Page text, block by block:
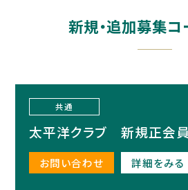
新規・追加募集
共通
太平洋クラブ 新規正会
お問い合わせ 詳細をみる